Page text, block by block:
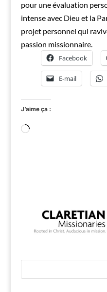
pour une évaluation
intense avec Dieu et la
projet personnel qui
passion missionnaire.
Facebook
E-mail
J’aime ça :
Chargement…